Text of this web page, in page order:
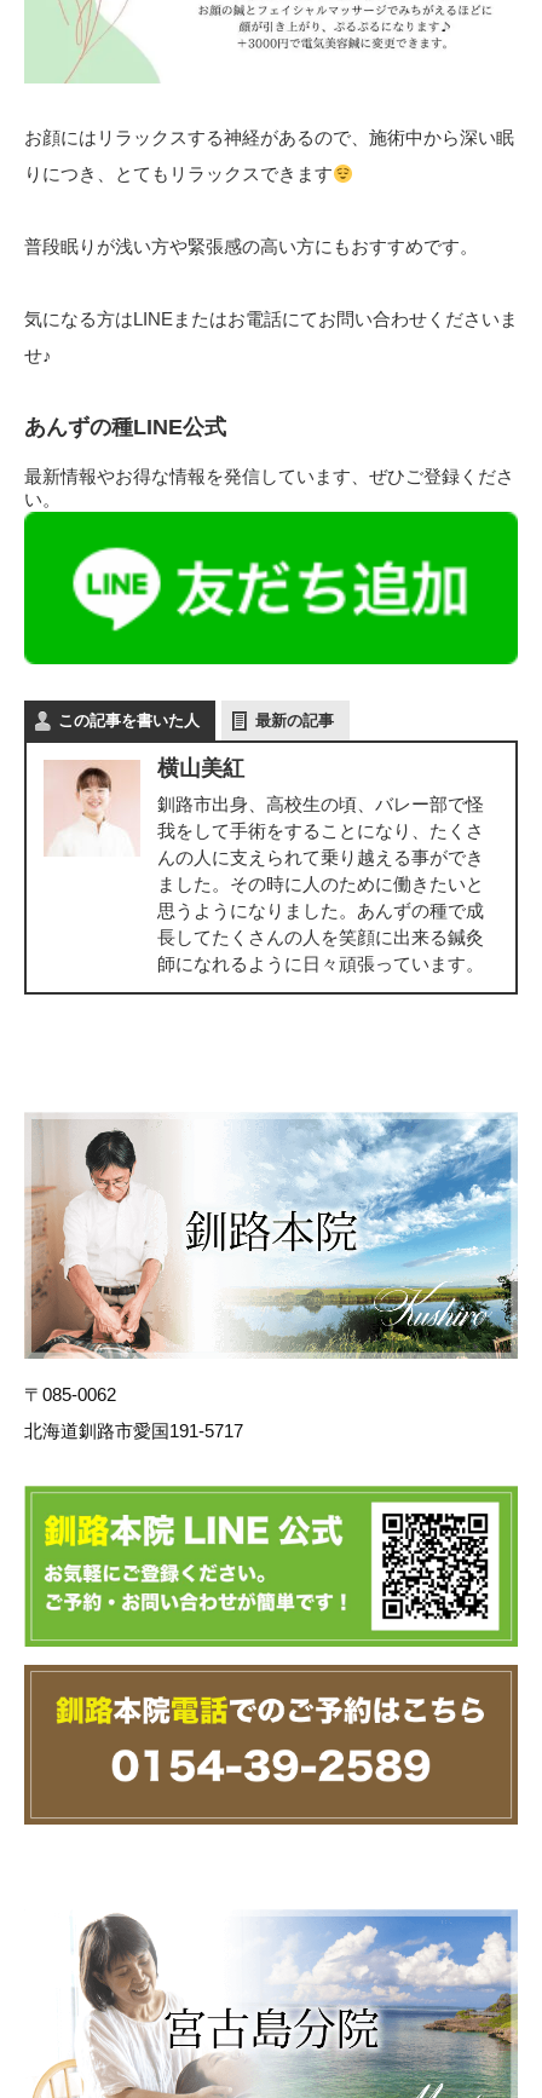
お顔にはリラックスする神経があるので、施術中から深い眠
りにつき、とてもリラックスできます
普段眠りが浅い方や緊張感の高い方にもおすすめです。
気になる方はLINEまたはお電話にてお問い合わせくださいま
せ♪
あんずの種LINE公式
最新情報やお得な情報を発信しています、ぜひご登録くださ
い。
この記事を書いた人 最新の記事
横山美紅
釧路市出身、高校生の頃、バレー部で怪
我をして手術をすることになり、たくさ
んの人に支えられて乗り越える事ができ
ました。その時に人のために働きたいと
思うようになりました。あんずの種で成
長してたくさんの人を笑顔に出来る鍼灸
師になれるように日々頑張っています。
〒085-0062
北海道釧路市愛国191-5717